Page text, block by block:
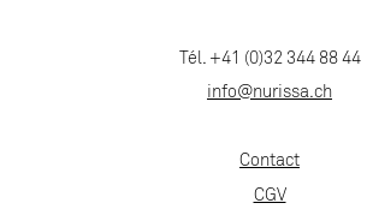
Tél. +41 (0)32 344 88 44
info@nurissa.ch
Contact
CGV